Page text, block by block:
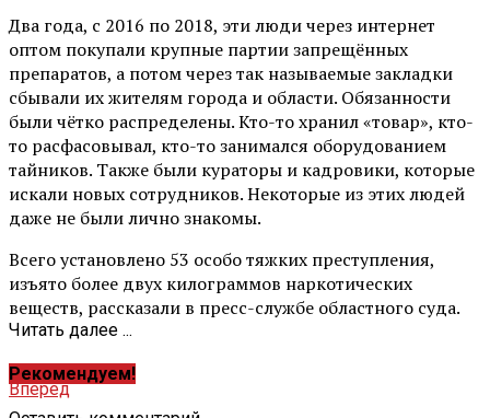
Два года, с 2016 по 2018, эти люди через интернет
оптом покупали крупные партии запрещённых
препаратов, а потом через так называемые закладки
сбывали их жителям города и области. Обязанности
были чётко распределены. Кто-то хранил «товар», кто-
то расфасовывал, кто-то занимался оборудованием
тайников. Также были кураторы и кадровики, которые
искали новых сотрудников. Некоторые из этих людей
даже не были лично знакомы.
Всего установлено 53 особо тяжких преступления,
изъято более двух килограммов наркотических
веществ, рассказали в пресс-службе областного суда.
Вперед
Читать далее ...
Рекомендуем!